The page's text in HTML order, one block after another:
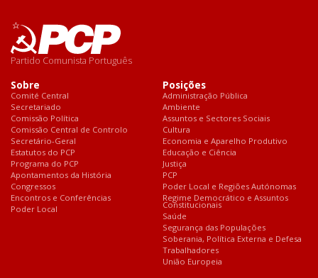
Partido Comunista Português
Sobre
Comité Central
Secretariado
Comissão Política
Comissão Central de Controlo
Secretário-Geral
Estatutos do PCP
Programa do PCP
Apontamentos da História
Congressos
Encontros e Conferências
Poder Local
Posições
Administração Pública
Ambiente
Assuntos e Sectores Sociais
Cultura
Economia e Aparelho Produtivo
Educação e Ciência
Justiça
PCP
Poder Local e Regiões Autónomas
Regime Democrático e Assuntos
Constitucionais
Saúde
Segurança das Populações
Soberania, Política Externa e Defesa
Trabalhadores
União Europeia